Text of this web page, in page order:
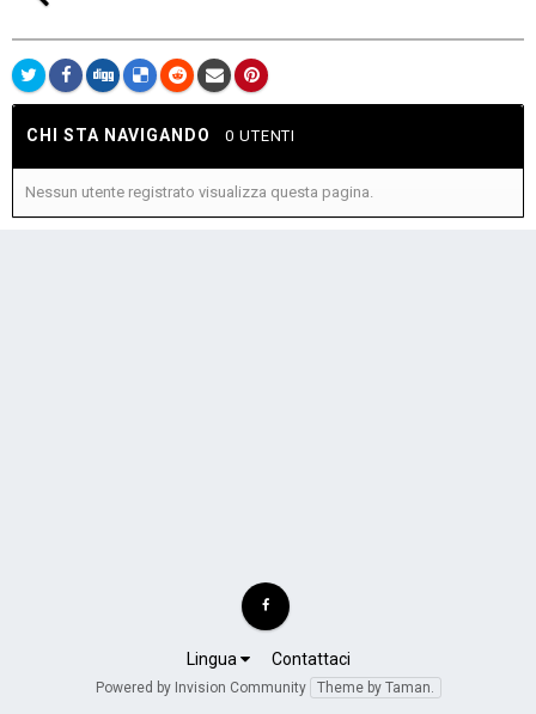
CHI STA NAVIGANDO 0 UTENTI
Nessun utente registrato visualizza questa pagina.
Lingua Contattaci
Powered by Invision Community Theme by Taman.